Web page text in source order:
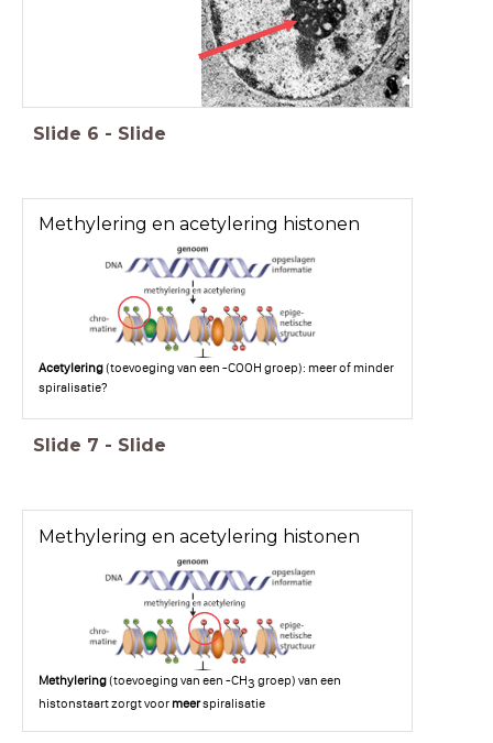
Slide 6 - Slide
Methylering en acetylering histonen
Acetylering(toevoeging van een -COOH groep): meer of minder
spiralisatie?
Slide 7 - Slide
Methylering en acetylering histonen
Methylering(toevoeging van een -CH3 groep) van een
histonstaart zorgt voor meerspiralisatie